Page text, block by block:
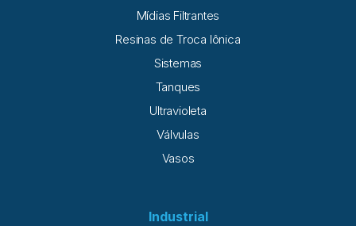
Mídias Filtrantes
Resinas de Troca Iônica
Sistemas
Tanques
Ultravioleta
Válvulas
Vasos
Industrial